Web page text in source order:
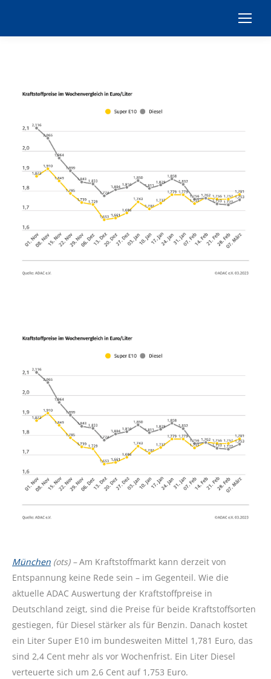
München (ots) –Am Kraftstoffmarkt kann derzeit von
Entspannung keine Rede sein – im Gegenteil. Wie die
aktuelle ADAC Auswertung der Kraftstoffpreise in
Deutschland zeigt, sind die Preise für beide Kraftstoffsorten
gestiegen, für Diesel stärker als für Benzin. Danach kostet
ein Liter Super E10 im bundesweiten Mittel 1,781 Euro, das
sind 2,4 Cent mehr als vor Wochenfrist. Ein Liter Diesel
verteuerte sich um 2,6 Cent auf 1,753 Euro.